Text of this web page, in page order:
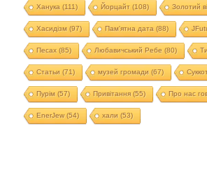
Ханука (111) Йорцайт (108) Золотий
Хасидізм (97) Пам'ятна дата (88)
Песах(85) Любавичський Ребе (80)
Статьи (71) музей громади (67)
Пурім (57) Привітання(55) Про нас
EnerJew(54) хали (53)